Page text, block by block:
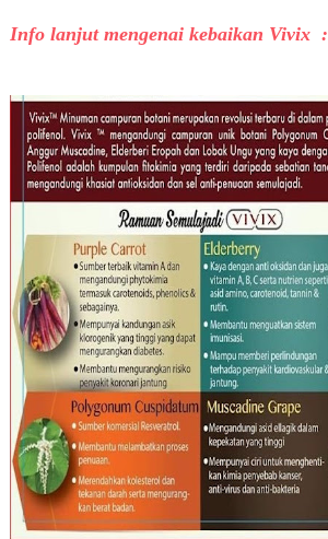
Info lanjut mengenai kebaikan Vivix :